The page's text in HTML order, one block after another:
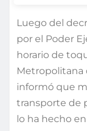
Luego del
por el Poder
horario de
Metropolitana
informó que
transporte de
lo ha hecho